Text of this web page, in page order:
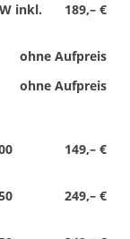
189,– €
inkl.
ohne Aufpreis
ohne Aufpreis
149,– €
249,– €